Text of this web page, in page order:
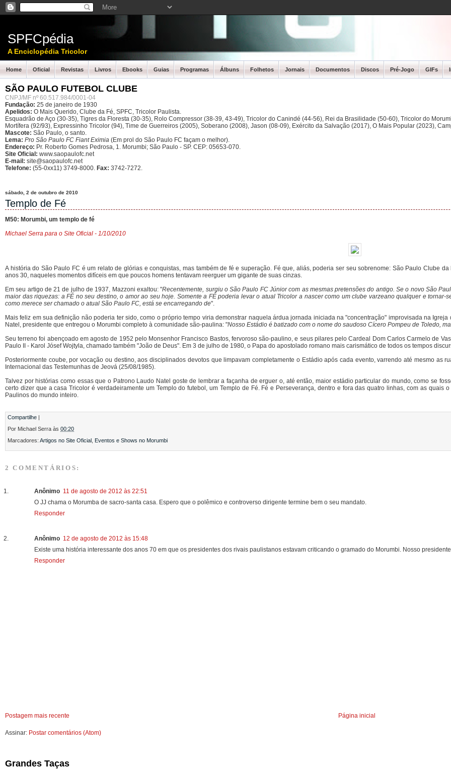
SPFCpédia
A Enciclopédia Tricolor
Home Oficial Revistas Livros Ebooks Guias Programas Álbuns Folhetos Jornais Documentos Discos Pré-Jogo GIFs
SÃO PAULO FUTEBOL CLUBE
CNPJ/MF nº 60.517.984/0001-04
Fundação: 25 de janeiro de 1930
Apelidos: O Mais Querido, Clube da Fé, SPFC, Tricolor Paulista.
Esquadrão de Aço (30-35), Tigres da Floresta (30-35), Rolo Compressor (38-39, 43-49), Tricolor do Canindé (44-56), Rei da Brasilidade (50-60), Tricolor do
Mortífera (92/93), Expressinho Tricolor (94), Time de Guerreiros (2005), Soberano (2008), Jason (08-09), Exército da Salvação (2017), O Mais Popular (2023),
Mascote: São Paulo, o santo.
Lema: Pro São Paulo FC Fiant Eximia (Em prol do São Paulo FC façam o melhor).
Endereço: Pr. Roberto Gomes Pedrosa, 1. Morumbi; São Paulo - SP. CEP: 05653-070.
Site Oficial: www.saopaulofc.net
E-mail: site@saopaulofc.net
Telefone: (55-0xx11) 3749-8000. Fax: 3742-7272.
sábado, 2 de outubro de 2010
Templo de Fé
M50: Morumbi, um templo de fé
Michael Serra para o Site Oficial - 1/10/2010
A história do São Paulo FC é um relato de glórias e conquistas, mas também de fé e superação. Fé que, aliás, poderia ser seu sobrenome: São Paulo Clube
anos 30, naqueles momentos difíceis em que poucos homens tentavam reerguer um gigante de suas cinzas.
Em seu artigo de 21 de julho de 1937, Mazzoni exaltou: "Recentemente, surgiu o São Paulo FC Júnior com as mesmas pretensões do antigo. Se o novo São
maior das riquezas: a FÉ no seu destino, o amor ao seu hoje. Somente a FÉ poderia levar o atual Tricolor a nascer como um clube varzeano qualquer e
como merece ser chamado o atual São Paulo FC, está se encarregando de".
Mais feliz em sua definição não poderia ter sido, como o próprio tempo viria demonstrar naquela árdua jornada iniciada na "concentração" improvisada na
Natel, presidente que entregou o Morumbi completo à comunidade são-paulina: "Nosso Estádio é batizado com o nome do saudoso Cícero Pompeu de Toledo,
Seu terreno foi abençoado em agosto de 1952 pelo Monsenhor Francisco Bastos, fervoroso são-paulino, e seus pilares pelo Cardeal Dom Carlos Carmelo de
Paulo II - Karol Jósef Wojtyla, chamado também "João de Deus". Em 3 de julho de 1980, o Papa do apostolado romano mais carismático de todos os tempos
Posteriormente coube, por vocação ou destino, aos disciplinados devotos que limpavam completamente o Estádio após cada evento, varrendo até mesmo
Internacional das Testemunhas de Jeová (25/08/1985).
Talvez por histórias como essas que o Patrono Laudo Natel goste de lembrar a façanha de erguer o, até então, maior estádio particular do mundo, como se
certo dizer que a casa Tricolor é verdadeiramente um Templo do futebol, um Templo de Fé. Fé e Perseverança, dentro e fora das quatro linhas, com as
Paulinos do mundo inteiro.
Compartilhe |
Por Michael Serra às 00:20
Marcadores: Artigos no Site Oficial Eventos e Shows no Morumbi
2 COMENTÁRIOS:
Anônimo 11 de agosto de 2012 às 22:51
O JJ chama o Morumba de sacro-santa casa. Espero que o polêmico e controverso dirigente termine bem o seu mandato.
Responder
Anônimo 12 de agosto de 2012 às 15:48
Existe uma história interessante dos anos 70 em que os presidentes dos rivais paulistanos estavam criticando o gramado do Morumbi. Nosso
Responder
Postagem mais recente Página inicial
Assinar: Postar comentários (Atom)
Grandes Taças